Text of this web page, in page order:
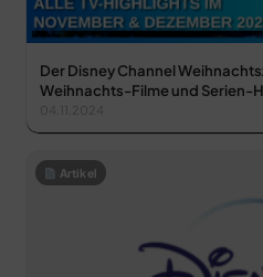
Der Disney Channel
Weihnachts-Filme und Serien-
Artikel